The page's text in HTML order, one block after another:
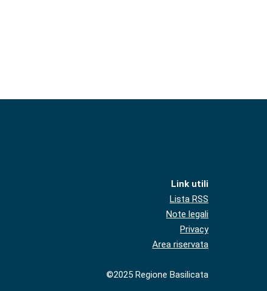
Link utili
Lista RSS
Note legali
Privacy
Area riservata
©2025 Regione Basilicata